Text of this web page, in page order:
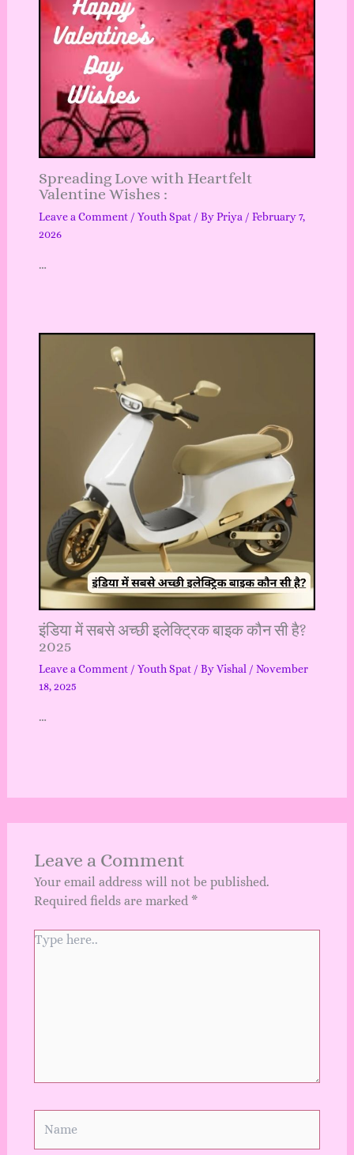
Spreading Love with Heartfelt
Valentine Wishes :
Leave a Comment / Youth Spat/ ByPriya / February 7,
2026
…
इंडिया में सबसे अच्छी इलेक्ट्रिक बाइक कौन सी है?
2025
Leave a Comment / Youth Spat/ ByVishal / November
18, 2025
…
Leave a Comment
Your email address will not be published.
Required fields are marked *
Type